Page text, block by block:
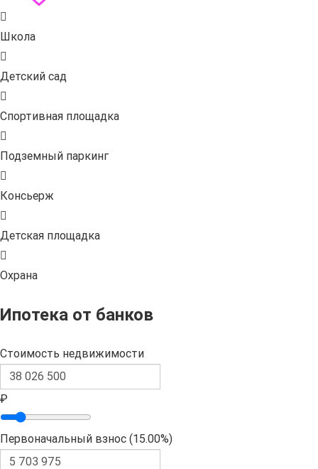
Школа
Детский сад
Спортивная площадка
Подземный паркинг
Консьерж
Детская площадка
Охрана
Ипотека от банков
Стоимость недвижимости
₽
Первоначальный взнос (15.00%)